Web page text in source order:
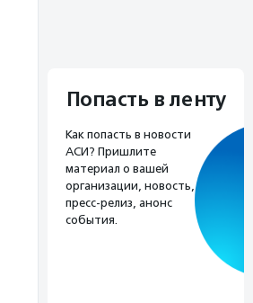
Попасть в ленту
Как попасть в новости
АСИ? Пришлите
материал о вашей
организации, новость,
пресс-релиз, анонс
события.